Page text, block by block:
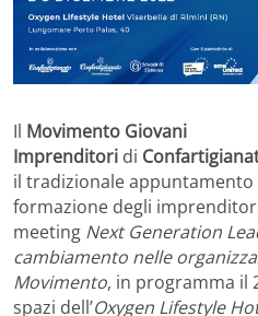
Il Movimento Giovani
Imprenditori di
il tradizionale
formazione degli
meeting Next Generation
cambiamento nelle
Movimento, in programma il
spazi dell’Oxygen Lifestyle